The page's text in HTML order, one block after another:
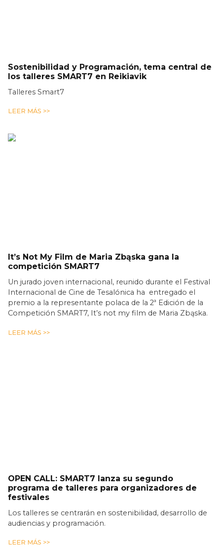
Sostenibilidad y Programación, tema central de
los talleres SMART7 en Reikiavik
Talleres Smart7
LEER MÁS >>
It’s Not My Film de Maria Zbąska gana la
competición SMART7
Un jurado joven internacional, reunido durante el Festival
Internacional de Cine de Tesalónica ha entregado el
premio a la representante polaca de la 2ª Edición de la
Competición SMART7, It’s not my film de Maria Zbąska.
LEER MÁS >>
OPEN CALL: SMART7 lanza su segundo
programa de talleres para organizadores de
festivales
Los talleres se centrarán en sostenibilidad, desarrollo de
audiencias y programación.
LEER MÁS >>